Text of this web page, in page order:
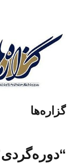
گزاره‌ها